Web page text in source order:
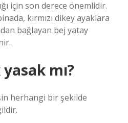
için son derece önemlidir.
kırmızı dikey ayaklara
bağlayan bej yatay
mı?
herhangi bir şekilde